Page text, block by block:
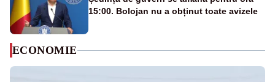
15:00. Bolojan nu a obținut toate avizele
ECONOMIE